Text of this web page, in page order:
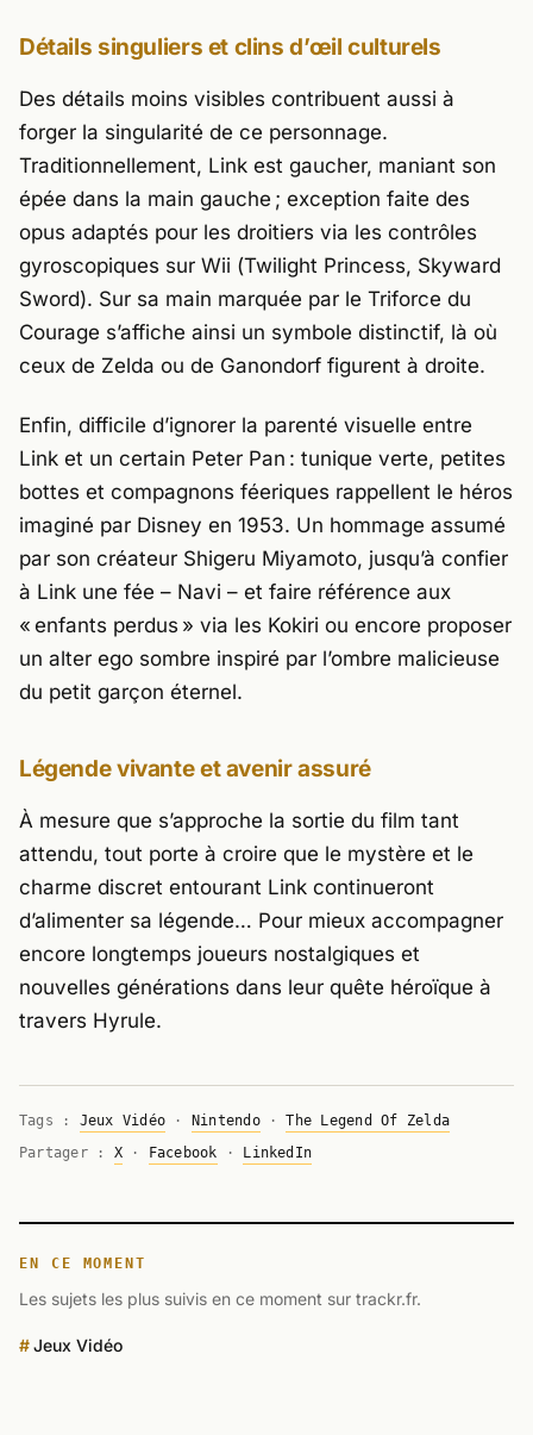
Détails singuliers et clins d’œil culturels
Des détails moins visibles contribuent aussi à
forger la singularité de ce personnage.
Traditionnellement, Link est gaucher, maniant son
épée dans la main gauche ; exception faite des
opus adaptés pour les droitiers via les contrôles
gyroscopiques sur Wii (Twilight Princess, Skyward
Sword). Sur sa main marquée par le Triforce du
Courage s’affiche ainsi un symbole distinctif, là où
ceux de Zelda ou de Ganondorf figurent à droite.
Enfin, difficile d’ignorer la parenté visuelle entre
Link et un certain Peter Pan : tunique verte, petites
bottes et compagnons féeriques rappellent le héros
imaginé par Disney en 1953. Un hommage assumé
par son créateur Shigeru Miyamoto, jusqu’à confier
à Link une fée – Navi – et faire référence aux
« enfants perdus » via les Kokiri ou encore proposer
un alter ego sombre inspiré par l’ombre malicieuse
du petit garçon éternel.
Légende vivante et avenir assuré
À mesure que s’approche la sortie du film tant
attendu, tout porte à croire que le mystère et le
charme discret entourant Link continueront
d’alimenter sa légende… Pour mieux accompagner
encore longtemps joueurs nostalgiques et
nouvelles générations dans leur quête héroïque à
travers Hyrule.
Tags : Jeux Vidéo · Nintendo·The Legend Of Zelda
Partager : X· Facebook · LinkedIn
EN CE MOMENT
Les sujets les plus suivis en ce moment sur trackr.fr.
Jeux Vidéo